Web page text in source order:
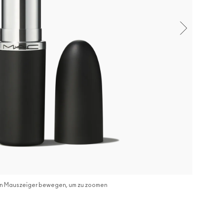
Mauszeiger bewegen, um zu zoomen